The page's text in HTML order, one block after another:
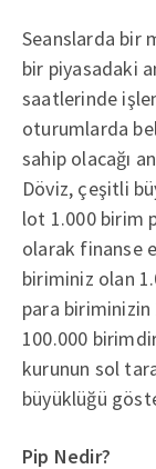
Seanslarda bir
bir piyasadaki
saatlerinde
oturumlarda
sahip olacağı
Döviz, çeşitli
lot 1.000 birim
olarak finanse
biriminiz olan
para
100.000
kurunun sol
büyüklüğü
Pip Nedir?